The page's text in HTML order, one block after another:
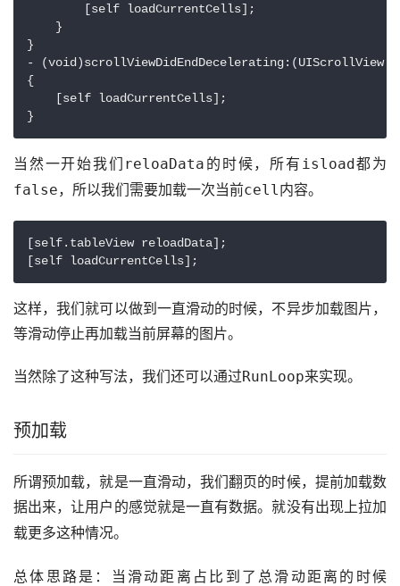
        [self loadCurrentCells];
    }
}
- (void)scrollViewDidEndDecelerating:(UIScrollView
{
    [self loadCurrentCells];
当然一开始我们 reloaData 的时候，所有 isload都为
false，所以我们需要加载一次当前cell内容。
[self.tableView reloadData];
这样，我们就可以做到一直滑动的时候，不异步加载图片，
等滑动停止再加载当前屏幕的图片。
当然除了这种写法，我们还可以通过RunLoop来实现。
预加载
所谓预加载，就是一直滑动，我们翻页的时候，提前加载数
据出来，让用户的感觉就是一直有数据。就没有出现上拉加
载更多这种情况。
总体思路是：当滑动距离占比到了总滑动距离的时候